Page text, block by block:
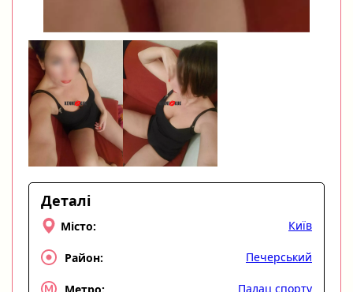
Деталі
Місто: Київ
Район: Печерський
Метро: Палац спорту